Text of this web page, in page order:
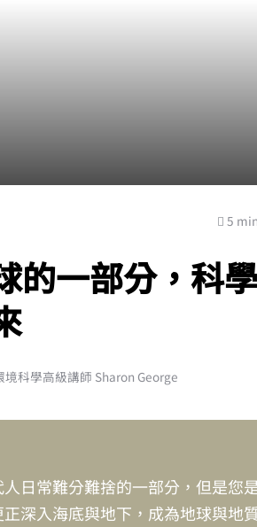
5
的一部分，科
科學高級講師 Sharon George
日常難分難捨的一部分，但是您
深入海底與地下，成為地球與地